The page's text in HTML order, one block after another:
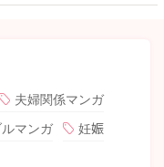
夫婦関係マンガ
マンガ
妊娠